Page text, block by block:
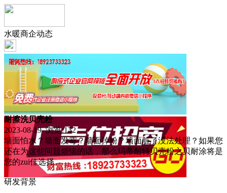
水暖商企动态
耐擦洗贝壳粉
2023-08-19 浏览:132
墙面怕水？墙面发霉？墙面掉粉？墙面脏了没法处理？如果您
还在为这些问题烦恼的话，那么玛蒂耐特贝壳粉之贝耐涂将是
您的zui佳选择。
研发背景